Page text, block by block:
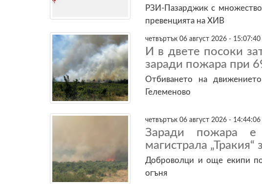
РЗИ-Пазарджик с множество
превенцията на ХИВ
четвъртък 06 август 2026 - 15:07:40
И в двете посоки
заради пожара при
Отбиването на
Гелеменово
четвъртък 06 август 2026 - 14:44:06
Заради пожара е
магистрала
Доброволци и още екипи
огъня